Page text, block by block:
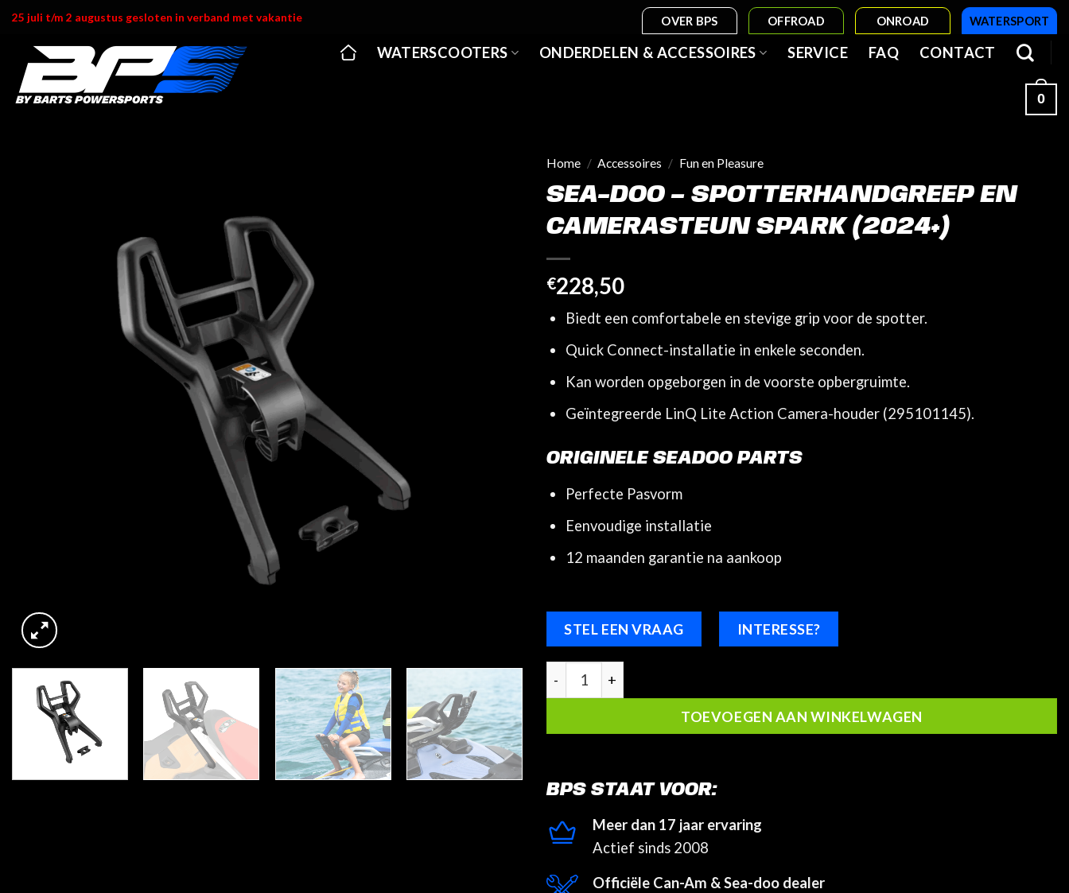
Ga
inhoud
25 juli t/m 2 augustus gesloten in verband met vakantie OVER BPS OFFROAD ONROAD WATERSPORT
WATERSCOOTERS ONDERDELEN & ACCESSOIRES SERVICE FAQ CONTACT
0
Home / Accessoires / Fun en Pleasure
SEA-DOO – SPOTTERHANDGREEP EN
CAMERASTEUN SPARK (2024+)
€228,50
Biedt een comfortabele en stevige grip voor de spotter.
Quick Connect-installatie in enkele seconden.
Kan worden opgeborgen in de voorste opbergruimte.
Geïntegreerde LinQ Lite Action Camera-houder (295101145).
ORIGINELE SEADOO PARTS
Perfecte Pasvorm
Eenvoudige installatie
12 maanden garantie na aankoop
STEL EEN VRAAG INTERESSE?
Sea-Doo - Spotterhandgreep en camerasteun Spark (2024+) aantal
TOEVOEGEN AAN WINKELWAGEN
BPS STAAT VOOR:
Meer dan 17 jaar ervaring
Actief sinds 2008
Officiële Can-Am & Sea-doo dealer